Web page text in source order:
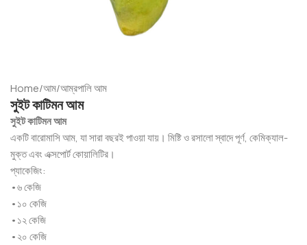
Home/আম/আম্রপালি আম
সুইট কাটিমন আম
সুইট কাটিমন আম
একটি বারোমাসি আম, যা সারা বছরই পাওয়া যায়। মিষ্টি ও রসালো স্বাদে পূর্ণ, কেমিক্যাল-
মুক্ত এবং এক্সপোর্ট কোয়ালিটির।
প্যাকেজিং:
•৬ কেজি
•১০ কেজি
•১২ কেজি
•২০ কেজি